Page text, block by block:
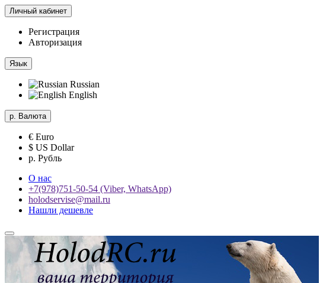
Личный кабинет
Регистрация
Авторизация
Язык
Russian
English
р. Валюта
€ Euro
$ US Dollar
р. Рубль
О нас
+7(978)751-50-54 (Viber, WhatsApp)
holodservise@mail.ru
Нашли дешевле